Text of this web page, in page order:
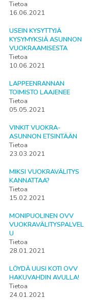
Tietoa
16.06.2021
USEIN KYSYTTYJÄ
KYSYMYKSIÄ ASUNNON
VUOKRAAMISESTA
Tietoa
10.06.2021
LAPPEENRANNAN
TOIMISTO LAAJENEE
Tietoa
05.05.2021
VINKIT VUOKRA-
ASUNNON ETSINTÄÄN
Tietoa
23.03.2021
MIKSI VUOKRAVÄLITYS
KANNATTAA?
Tietoa
15.02.2021
MONIPUOLINEN OVV
VUOKRAVÄLITYSPALVEL
U
Tietoa
28.01.2021
LÖYDÄ UUSI KOTI OVV
HAKUVAHDIN AVULLA!
Tietoa
24.01.2021